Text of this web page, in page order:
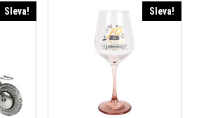
Sleva! Sleva!